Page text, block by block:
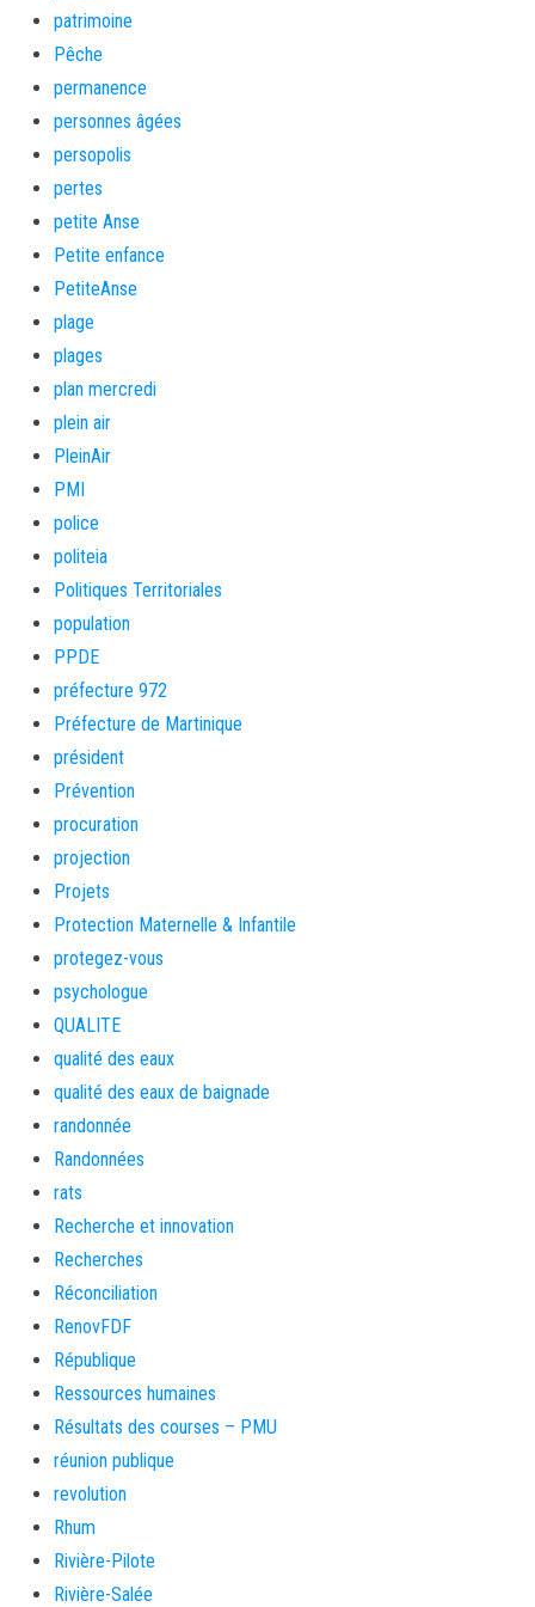
patrimoine
Pêche
permanence
personnes âgées
persopolis
pertes
petite Anse
Petite enfance
PetiteAnse
plage
plages
plan mercredi
plein air
PleinAir
PMI
police
politeia
Politiques Territoriales
population
PPDE
préfecture 972
Préfecture de Martinique
président
Prévention
procuration
projection
Projets
Protection Maternelle & Infantile
protegez-vous
psychologue
QUALITE
qualité des eaux
qualité des eaux de baignade
randonnée
Randonnées
rats
Recherche et innovation
Recherches
Réconciliation
RenovFDF
République
Ressources humaines
Résultats des courses – PMU
réunion publique
revolution
Rhum
Rivière-Pilote
Rivière-Salée